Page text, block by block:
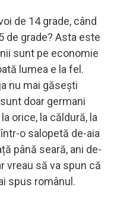
de 14 grade, când
de grade? Asta este
sunt pe economie
lumea e la fel.
nu mai găsești
doar germani
orice, la căldură, la
o salopetă de-aia
până seară, ani de-
vreau să va spun că
spus românul.